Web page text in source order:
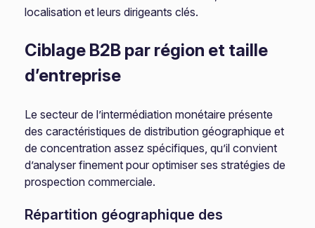
localisation et leurs dirigeants clés.
Ciblage B2B par région et taille
d’entreprise
Le secteur de l’intermédiation monétaire présente
des caractéristiques de distribution géographique et
de concentration assez spécifiques, qu’il convient
d’analyser finement pour optimiser ses stratégies de
prospection commerciale.
Répartition géographique des